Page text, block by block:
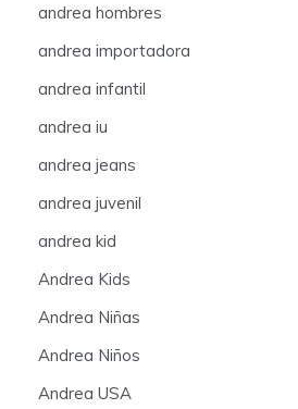
andrea hombres
andrea importadora
andrea infantil
andrea iu
andrea jeans
andrea juvenil
andrea kid
Andrea Kids
Andrea Niñas
Andrea Niños
Andrea USA